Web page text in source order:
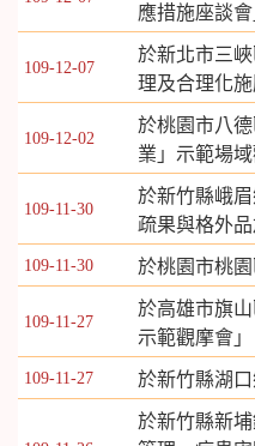
應措施座談會
109-12-07
於新北市三
理及合理化施
109-12-02
於桃園市八
業」示範場
109-11-30
於新竹縣峨
疏果與格外品
109-11-30 於桃園市桃
109-11-27
於高雄市旗
示範觀摩會」
109-11-27 於新竹縣湖
於新竹縣新